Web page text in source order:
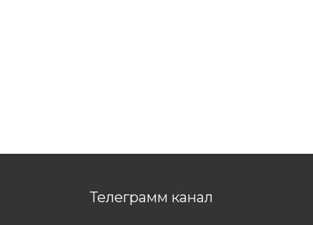
Телеграмм канал